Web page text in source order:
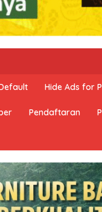
Hide Ads for
Pendaftaran